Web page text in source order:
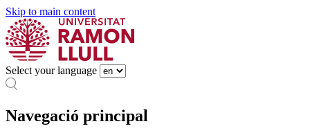
Skip to main content
Select your language
Navegació principal